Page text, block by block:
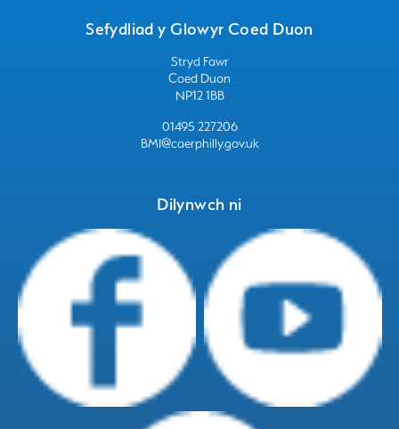
Sefydliad y Glowyr Coed Duon
Stryd Fawr
Coed Duon
NP12 1BB
01495 227206
BMI@caerphilly.gov.uk
Dilynwch ni